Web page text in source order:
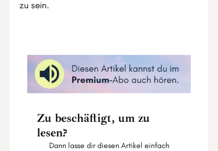
zu sein.
Zu beschäftigt, um zu
lesen?
Dann lasse dir diesen Artikel einfach